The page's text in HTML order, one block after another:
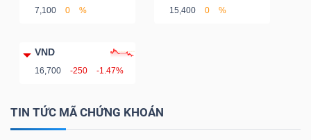
7,100 0 % 15,400 0 %
VND
16,700 -250 -1.47%
TIN TỨC MÃ CHỨNG KHOÁN
YẾU
DÙNG
THIẾT